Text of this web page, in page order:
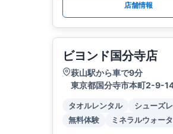
店舗情報
ビヨンド国分寺店
萩山駅から車で9分
東京都国分寺市本町2-9-
タオルレンタル シューズ
無料体験
ミネラルウォー